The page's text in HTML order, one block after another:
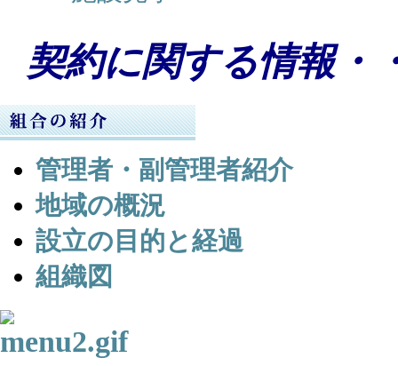
契約に関する情報・
管理者・副管理者紹介
地域の概況
設立の目的と経過
組織図